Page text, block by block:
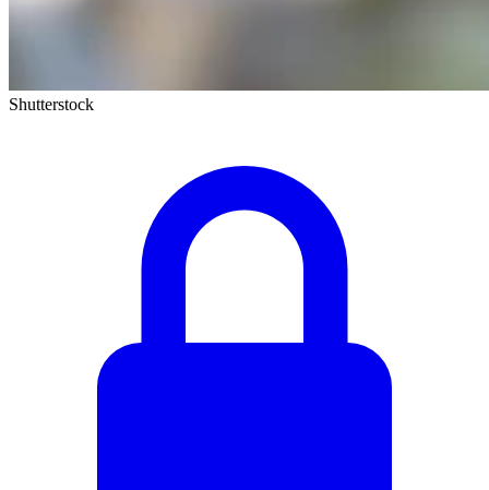
Shutterstock